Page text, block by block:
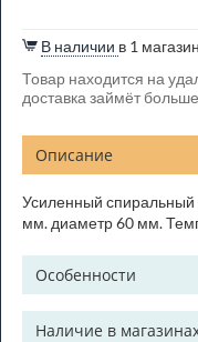
В наличии в 1
Товар находится на
доставка займёт
Описание
Усиленный спиральный
мм. диаметр 60 мм.
Особенности
Наличие в